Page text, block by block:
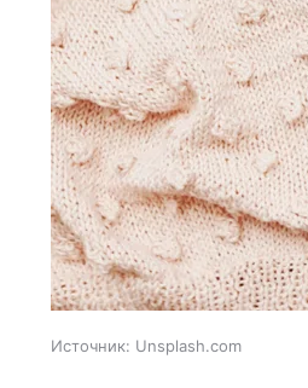
Источник: Unsplash.com